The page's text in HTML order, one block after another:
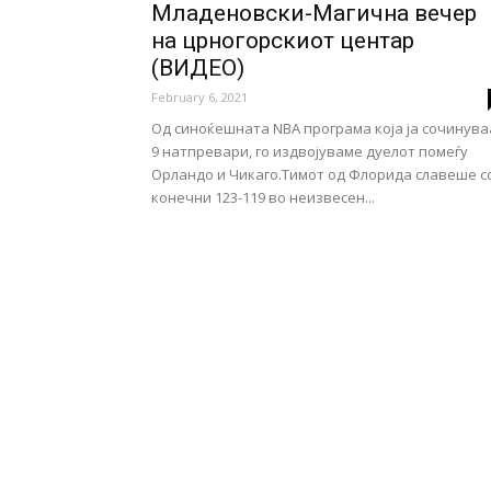
Младеновски-Магична вечер
на црногорскиот центар
(ВИДЕО)
February 6, 2021
Од синоќешната NBA програма која ја
9 натпревари, го издвојуваме дуелот помеѓу
Орландо и Чикаго.Тимот од Флорида славеше
конечни 123-119 во неизвесен...